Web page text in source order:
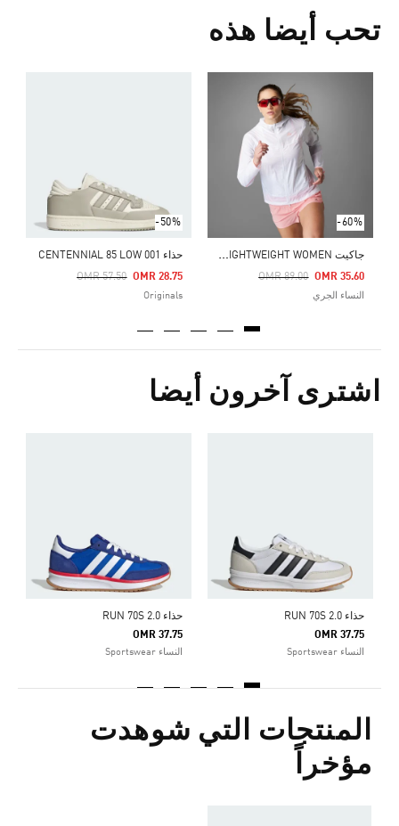
تحب أيضا هذه
-60%
ج
اكيت ADIZERO RUNNING LIGHTWEIGHT WOMEN
Price Reduced From
OMR 89.00
To OMR 35.60
النساء الجري
-50%
حذاء CENTENNIAL 85 LOW 001
Price Reduced From
OMR 57.50
To OMR 28.75
Originals
اشترى آخرون أيضا
حذاء RUN 70S 2.0
OMR 37.75
النساء Sportswear
حذاء RUN 70S 2.0
OMR 37.75
النساء Sportswear
المنتجات التي شوهدت
مؤخراً